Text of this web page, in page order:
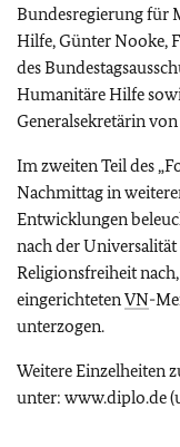
Bundesregierung für
Hilfe, Günter Nooke,
des
Humanitäre Hilfe
Generalsekretärin
Im zweiten Teil des
Nachmittag in
Entwicklungen
nach der
Religionsfreiheit
eingerichtetenVN-
unterzogen.
Weitere Einzelheiten
unter: www.diplo.de